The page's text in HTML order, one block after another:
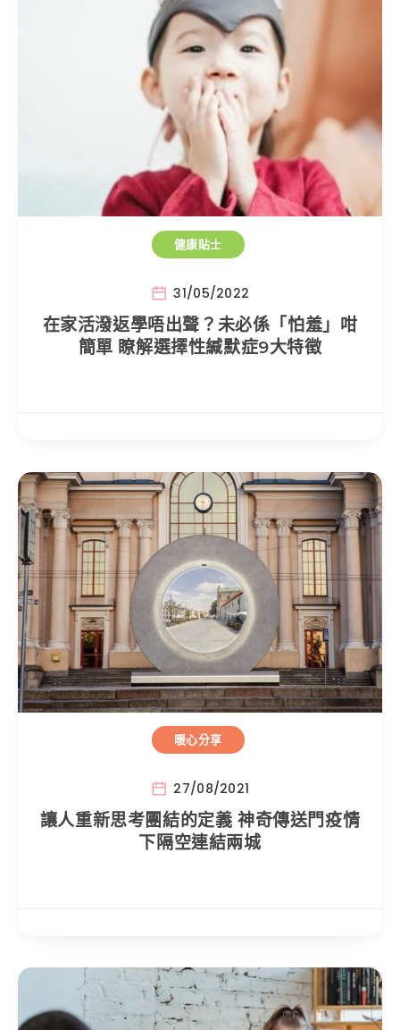
健康貼士
31/05/2022
在家活潑返學唔出聲？未必係「怕羞」咁
簡單 瞭解選擇性緘默症9大特徵
暖心分享
27/08/2021
讓人重新思考團結的定義 神奇傳送門疫情
下隔空連結兩城